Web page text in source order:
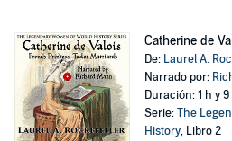
Catherine de
De: Laurel A.
Narrado por:
Duración: 1 h y 9
Serie:The
History, Libro 2